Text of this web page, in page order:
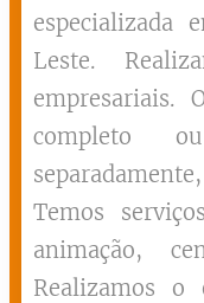
especializada
Leste.
empresariais.
completo
Temos
animação,
Realizamos o